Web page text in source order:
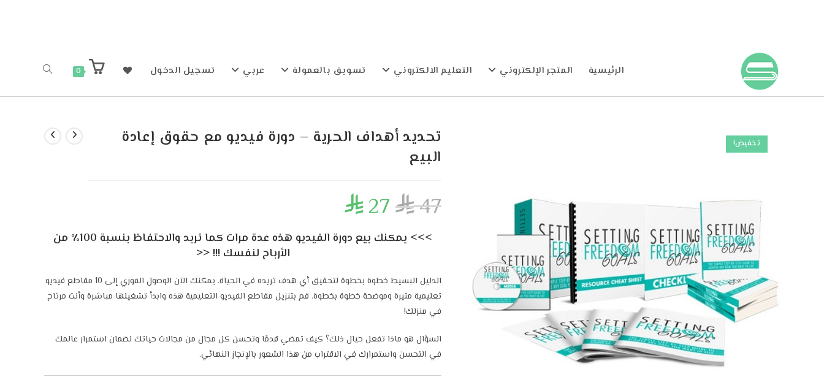
الرئيسية المتجر الإلكتروني التعليم الالكتروني تسويق بالعمولة عربي تسجيل الدخول 0
تخفيض!
تحديد أهداف الحرية – دورة فيديو مع حقوق إعادة
البيع
47
27
>>> يمكنك بيع دورة الفيديو هذه عدة مرات كما تريد والاحتفاظ بنسبة 100٪ من
الأرباح لنفسك !!! <<
الدليل البسيط خطوة بخطوة لتحقيق أي هدف تريده في الحياة. يمكنك الآن الوصول الفوري إلى 10 مقاطع فيديو
تعليمية مثيرة وموضحة خطوة بخطوة. قم بتنزيل مقاطع الفيديو التعليمية هذه وابدأ تشغيلها مباشرة وأنت مرتاح
في منزلك!
السؤال هو ماذا تفعل حيال ذلك؟ كيف تمضي قدمًا وتحسن كل مجال من مجالات حياتك لضمان استمرار عالمك
في التحسن واستمرارك في الاقتراب من هذا الشعور بالإنجاز النهائي.